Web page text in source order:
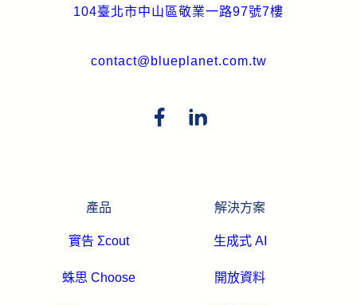
104臺北市中山區敬業一路97號7樓
contact@blueplanet.com.tw
產品
實告 Σcout
蛛思 Choose
解決方案
生成式 AI
開放資料